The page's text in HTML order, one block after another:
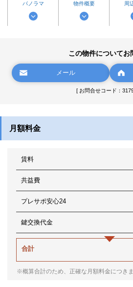
パノラマ 物件概要 周
この物件についてお
メール
[ お問合せコード：
月額料金
賃料
共益費
プレサポ安心24
鍵交換代金
合計
※概算合計のため、正確な月額料金につき